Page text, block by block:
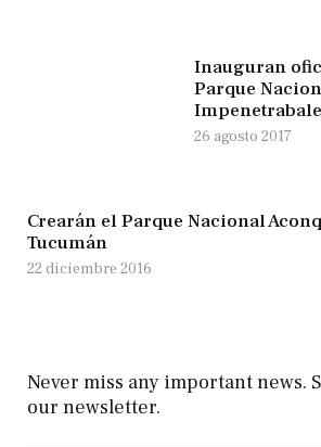
Inauguran
Parque
Impenetrabale
26 agosto 2017
Crearán el Parque Nacional
Tucumán
22 diciembre 2016
Never miss any important news.
our newsletter.